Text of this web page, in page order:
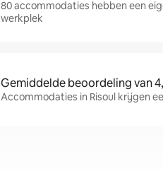
80 accommodaties hebben een
werkplek
Gemiddelde beoordeling van
Accommodaties in Risoul krijgen